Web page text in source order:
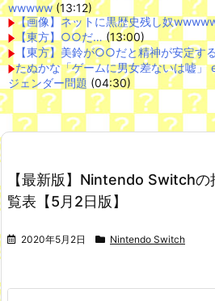
wwwww(13:12)
【画像】ネットに黒歴史残し奴
【東方】○○だ… (13:00)
【東方】美鈴が○○だと精神が安定する
たぬかな「ゲームに男女差ないは嘘」
ジェンダー問題 (04:30)
Powered by livedoor 相互RSS
スパロボ信者「Vチューバーとかいう
ってくるのは許せない」←これ
舌を絡ませて、唾液交換して── ちゅ
すまん熊本やがコンビニに食品も水も
応
【最新版】Nintendo Switch
覧表【5月2日版】
2020年5月2日 Nintendo Switch